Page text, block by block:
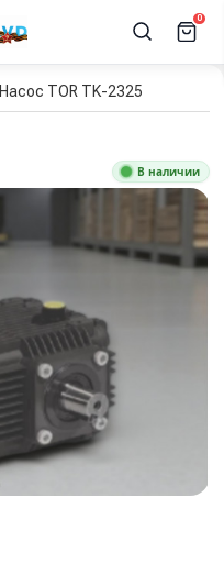
0
Насос TOR TK-2325
В наличии